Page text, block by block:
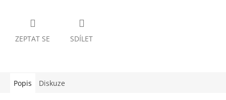
ZEPTAT SE SDÍLET
Popis Diskuze